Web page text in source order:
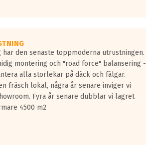
har den senaste toppmoderna utrustningen.
montering och "road force" balansering -
alla storlekar på däck och fälgar.
fräsch lokal, några år senare inviger vi
Fyra år senare dubblar vi lagret
4500 m2